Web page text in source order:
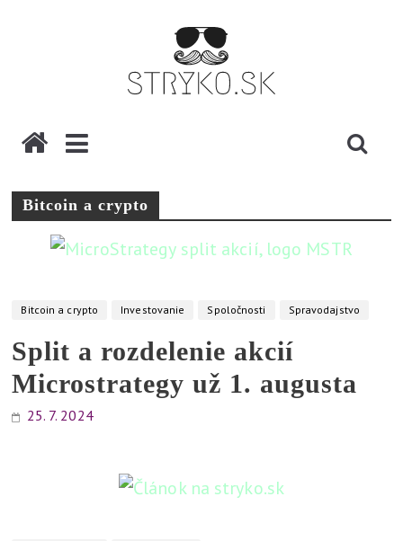
o
m
,
y
s
l
Bitcoin a crypto
Bitcoin a crypto Investovanie Spoločnosti Spravodajstvo
Split a rozdelenie akcií
Microstrategy už 1. augusta
25. 7. 2024